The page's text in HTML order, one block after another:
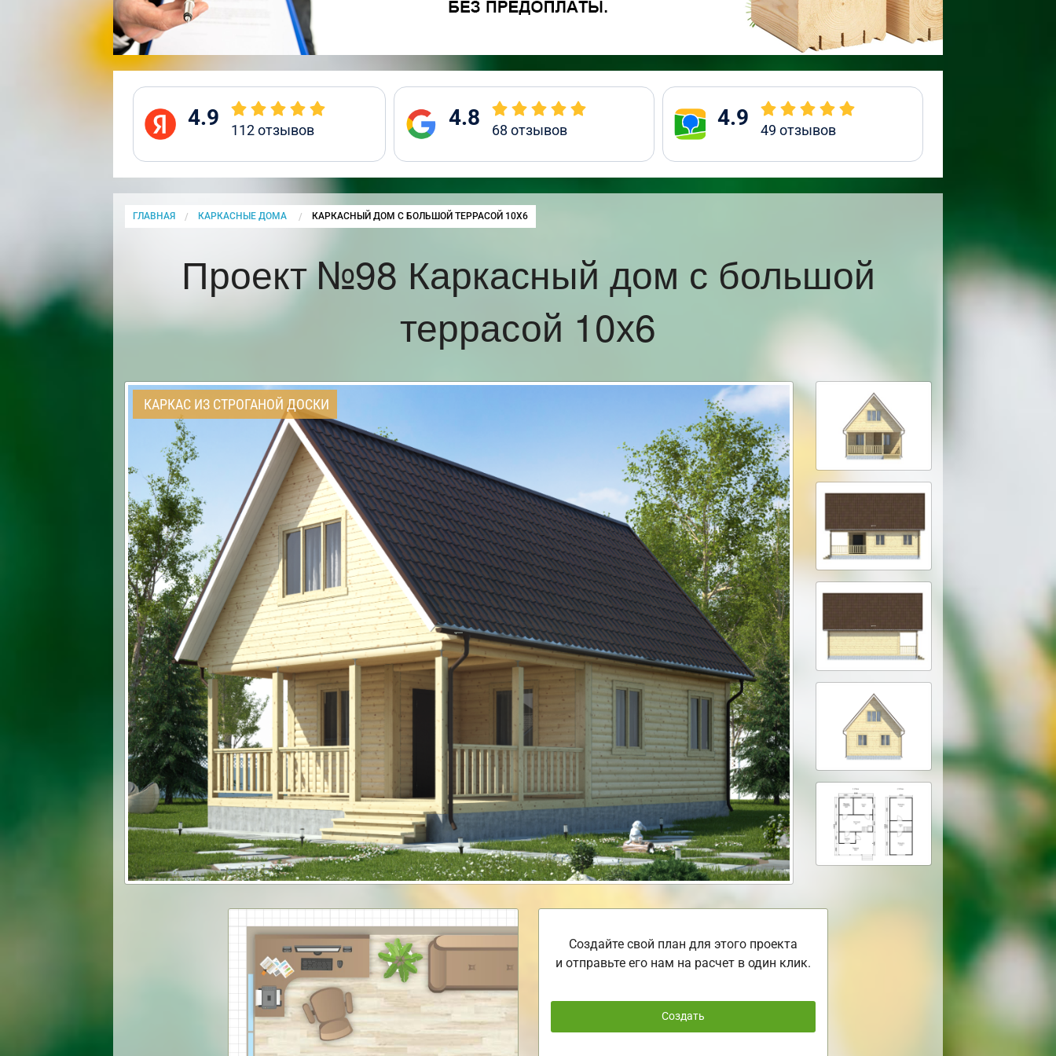
4.9 112отзывов 4.8 68 отзывов 4.9 49 отзывов
ГЛАВНАЯ КАРКАСНЫЕ ДОМА CURRENT:
КАРКАСНЫЙ ДОМ С БОЛЬШОЙ ТЕРРАСОЙ 10Х6
Проект №98 Каркасный дом с большой
террасой 10х6
КАРКАС ИЗ СТРОГАНОЙ ДОСКИ
Создайте свой план для этого проекта
и отправьте его нам на расчет в один клик.
Создать